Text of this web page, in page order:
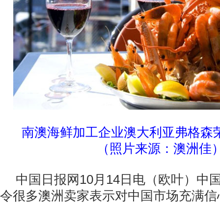
南澳海鲜加工企业澳大利亚弗格森
（照片来源：澳洲佳
中国日报网10月14日电（欧叶）中
令很多澳洲卖家表示对中国市场充满